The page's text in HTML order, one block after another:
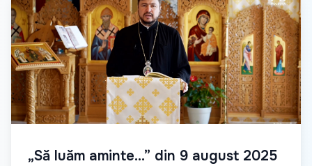
„Să luăm aminte...” din 9 august 2025